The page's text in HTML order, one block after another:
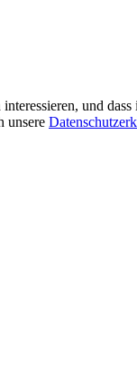
und
unsere